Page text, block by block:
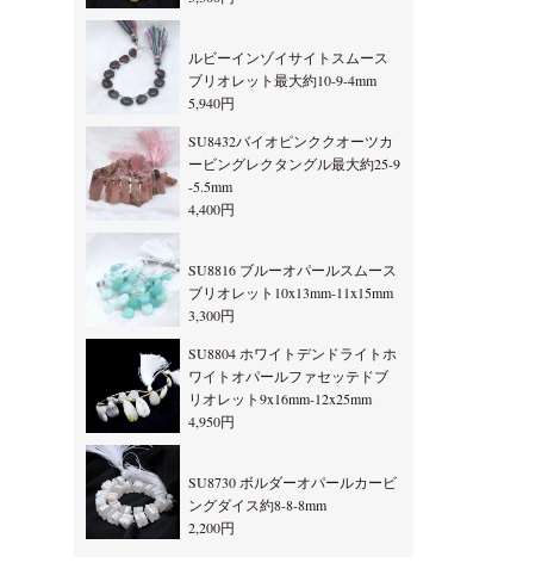
ルビーインゾイサイトスムース
ブリオレット最大約10-9-4mm
5,940円
SU8432バイオピンククオーツカ
ービングレクタングル最大約25-9
-5.5mm
4,400円
SU8816 ブルーオパールスムース
ブリオレット10x13mm-11x15mm
3,300円
SU8804 ホワイトデンドライトホ
ワイトオパールファセッテドブ
リオレット9x16mm-12x25mm
4,950円
SU8730 ボルダーオパールカービ
ングダイス約8-8-8mm
2,200円